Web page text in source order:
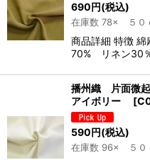
690円(税込)
在庫数 78× ５０
商品詳細 特徴
70% リネン30
播州織 片面微
アイボリー
[
590円(税込)
在庫数 96× ５０